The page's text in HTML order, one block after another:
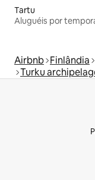
Tartu
Aluguéis por
Airbnb Finlândia
Turku